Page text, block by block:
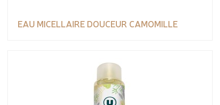
EAU MICELLAIRE DOUCEUR CAMOMILLE